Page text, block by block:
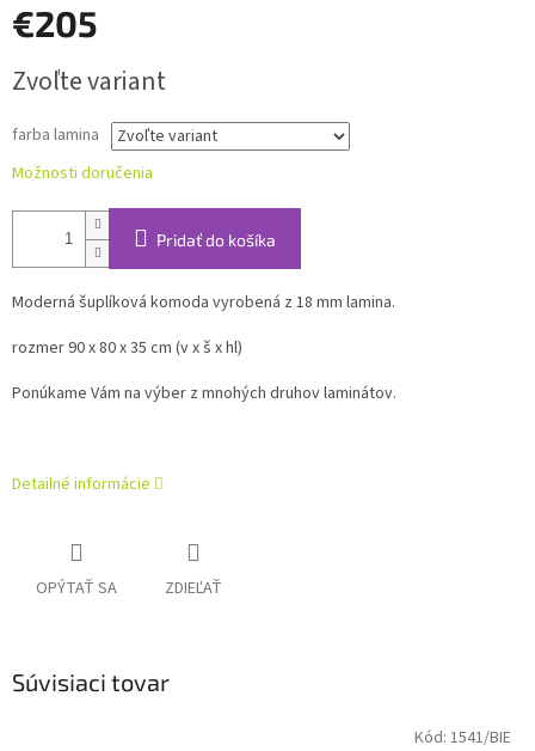
€205
cena:
Zvoľte variant
farba lamina
Možnosti doručenia
Pridať do košíka
Moderná šuplíková komoda vyrobená z 18 mm lamina.
rozmer 90 x 80 x 35 cm (v x š x hl)
Ponúkame Vám na výber z mnohých druhov laminátov.
Detailné informácie
OPÝTAŤ SA ZDIEĽAŤ
Súvisiaci tovar
Kód: 1541/BIE